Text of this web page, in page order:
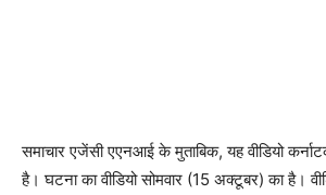
समाचार एजेंसी एएनआई के मुताबिक, यह वीडियो
है। घटना का वीडियो सोमवार (15 अक्टूबर) का है।